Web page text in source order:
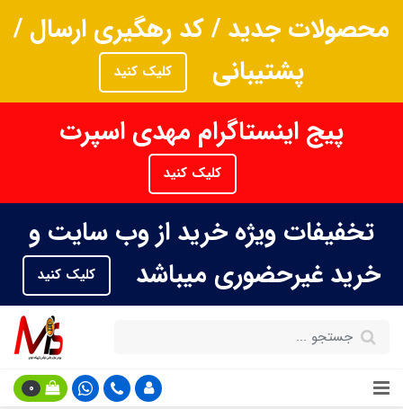
محصولات جدید / کد رهگیری ارسال /
پشتیبانی
کلیک کنید
پیج اینستاگرام مهدی اسپرت
کلیک کنید
تخفیفات ویژه خرید از وب سایت و
خرید غیرحضوری میباشد
کلیک کنید
0